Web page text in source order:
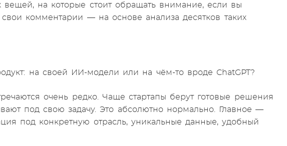
на которые стоит обращать внимание, если вы
комментарии — на основе анализа десятков таких
на своей ИИ-модели или на чём-то вроде ChatGPT?
очень редко. Чаще стартапы берут готовые решения
под свою задачу. Это абсолютно нормально. Главное —
под конкретную отрасль, уникальные данные, удобный